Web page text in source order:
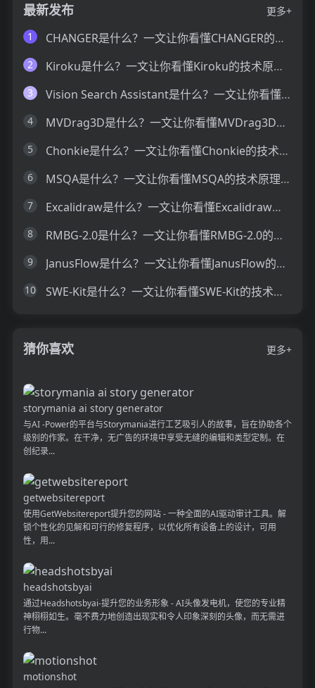
最新发布
更多+
1
CHANGER是什么？一文让你看懂CHANGER的技术原理、主要功能、应用场景
2 Kiroku是什么？一文让你看懂Kiroku的技术原理、主要功能、应用场景
3 Vision Search Assistant是什么？一文让你看懂Vision Search Assistant的技术原理、主要功能、应用场景
4 MVDrag3D是什么？一文让你看懂MVDrag3D的技术原理、主要功能、应用场景
5 Chonkie是什么？一文让你看懂Chonkie的技术原理、主要功能、应用场景
6 MSQA是什么？一文让你看懂MSQA的技术原理、主要功能、应用场景
7 Excalidraw是什么？一文让你看懂Excalidraw的技术原理、主要功能、应用场景
8 RMBG-2.0是什么？一文让你看懂RMBG-2.0的技术原理、主要功能、应用场景
9 JanusFlow是什么？一文让你看懂JanusFlow的技术原理、主要功能、应用场景
10 SWE-Kit是什么？一文让你看懂SWE-Kit的技术原理、主要功能、应用场景
猜你喜欢 更多+
storymania ai story generator
与AI -Power的平台与Storymania进行工艺吸引人的故事，旨在协助各个
级别的作家。在干净，无广告的环境中享受无缝的编辑和类型定制。在
创纪录...
getwebsitereport
使用GetWebsitereport提升您的网站 - 一种全面的AI驱动审计工具。解
锁个性化的见解和可行的修复程序，以优化所有设备上的设计，可用
性，用...
headshotsbyai
通过Headshotsbyai-提升您的业务形象 - AI头像发电机，使您的专业精
神栩栩如生。毫不费力地创造出现实和令人印象深刻的头像，而无需进
行物...
motionshot